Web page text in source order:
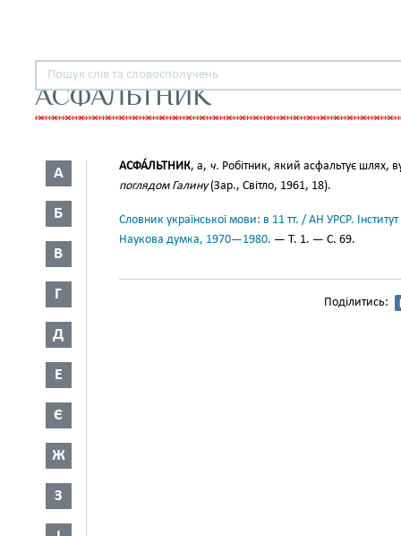
АСФАЛЬТНИК
А
Б
В
Г
Д
Е
Є
Ж
З
АСФА́ЛЬТНИК, а, ч. Робітник, який асфальтує шлях,
поглядом Галину(Зар., Світло, 1961, 18).
Словник української мови: в 11 тт. / АН УРСР.
Наукова думка, 1970—1980. — Т. 1. — С. 69.
Поділитись: